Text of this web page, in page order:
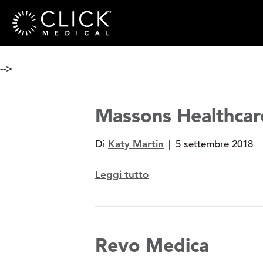
-->
Massons
Di Katy Martin 5 settembre 2018
Leggi tutto
Revo Medica